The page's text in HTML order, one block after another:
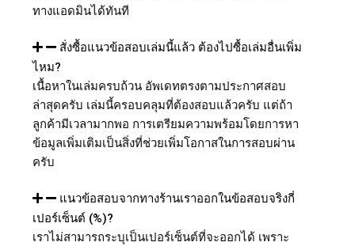
ทางแอดมินได้ทันที
สั่งซื้อแนวข้อสอบเล่มนี้แล้ว ต้องไปซื้อเล่มอื่นเพิ่ม
ไหม?
เนื้อหาในเล่มครบถ้วน อัพเดทตรงตามประกาศสอบ
ล่าสุดครับ เล่มนี้ครอบคลุมที่ต้องสอบแล้วครับ แต่ถ้า
ลูกค้ามีเวลามากพอ การเตรียมความพร้อมโดยการหา
ข้อมูลเพิ่มเติมเป็นสิ่งที่ช่วยเพิ่มโอกาสในการสอบผ่าน
ครับ
แนวข้อสอบจากทางร้านเราออกในข้อสอบจริงกี่
เปอร์เซ็นต์ (%)?
เราไม่สามารถระบุเป็นเปอร์เซ็นต์ที่จะออกได้ เพราะ